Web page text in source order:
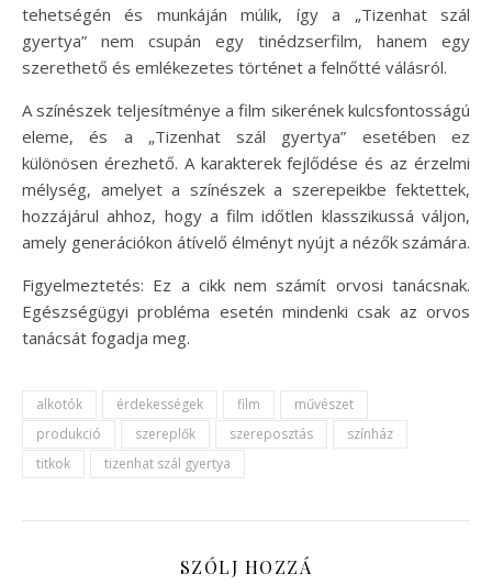
tehetségén és munkáján múlik, így a „Tizenhat szál
gyertya” nem csupán egy tinédzserfilm, hanem egy
szerethető és emlékezetes történet a felnőtté válásról.
A színészek teljesítménye a film sikerének kulcsfontosságú
eleme, és a „Tizenhat szál gyertya” esetében ez
különösen érezhető. A karakterek fejlődése és az érzelmi
mélység, amelyet a színészek a szerepeikbe fektettek,
hozzájárul ahhoz, hogy a film időtlen klasszikussá váljon,
amely generációkon átívelő élményt nyújt a nézők számára.
Figyelmeztetés: Ez a cikk nem számít orvosi tanácsnak.
Egészségügyi probléma esetén mindenki csak az orvos
tanácsát fogadja meg.
alkotók érdekességek film
művészet
produkció
szereplők szereposztás
színház
titkok
tizenhat szál gyertya
SZÓLJ HOZZÁ